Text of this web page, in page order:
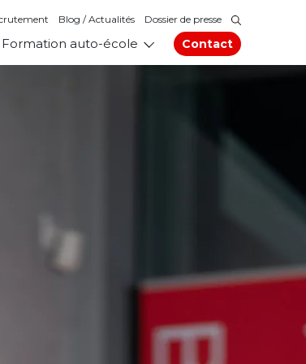
Blog / Actualités Dossier de presse
Formation auto-école Contact